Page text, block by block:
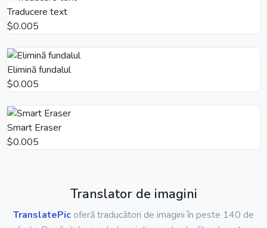
Traducere text
$0.005
Elimină fundalul
$0.005
Smart Eraser
$0.005
Translator de imagini
TranslatePicoferă traducători de imagini în peste 140 de